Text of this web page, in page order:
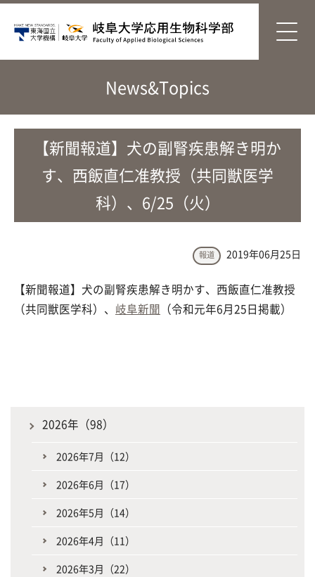
News&Topics
【新聞報道】犬の副腎疾患解き明か
す、西飯直仁准教授（共同獣医学
科）、6/25（火）
報道 2019年06月25日
【新聞報道】犬の副腎疾患解き明かす、西飯直仁准教授
（共同獣医学科）、 岐阜新聞 （令和元年6月25日掲載）
2026年（98）
2026年7月（12）
2026年6月（17）
2026年5月（14）
2026年4月（11）
2026年3月（22）